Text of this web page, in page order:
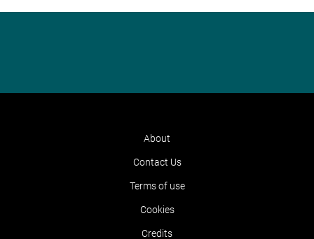
About
Contact Us
Terms of use
Cookies
Credits